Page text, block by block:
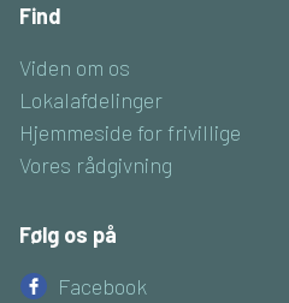
Find
Viden om os
Lokalafdelinger
Hjemmeside for frivillige
Vores rådgivning
Følg os på
Facebook